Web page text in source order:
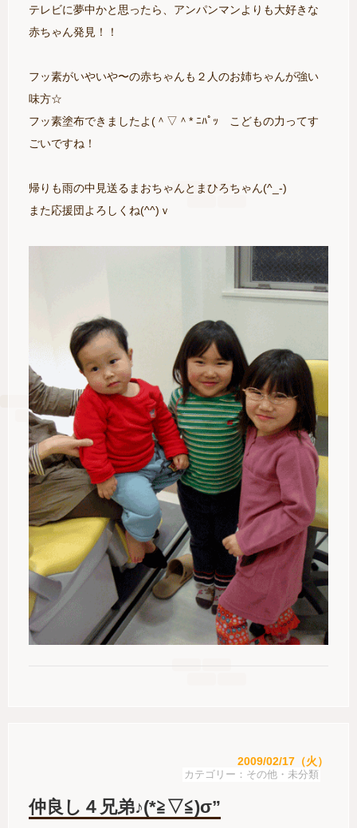
テレビに夢中かと思ったら、アンパンマンよりも大好きな
赤ちゃん発見！！
フッ素がいやいや〜の赤ちゃんも２人のお姉ちゃんが強い
味方☆
フッ素塗布できましたよ(＾▽＾* ﾆﾊﾟｯ こどもの力ってす
ごいですね！
帰りも雨の中見送るまおちゃんとまひろちゃん(^_-)
また応援団よろしくね(^^)ｖ
2009/02/17（火）
その他・未分類
仲良し４兄弟♪(*≧▽≦)σ”